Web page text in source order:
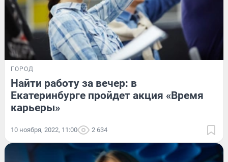
ГОРОД
Найти работу за вечер: в
Екатеринбурге пройдет акция «Время
карьеры»
10 ноября, 2022, 11:00 2 634